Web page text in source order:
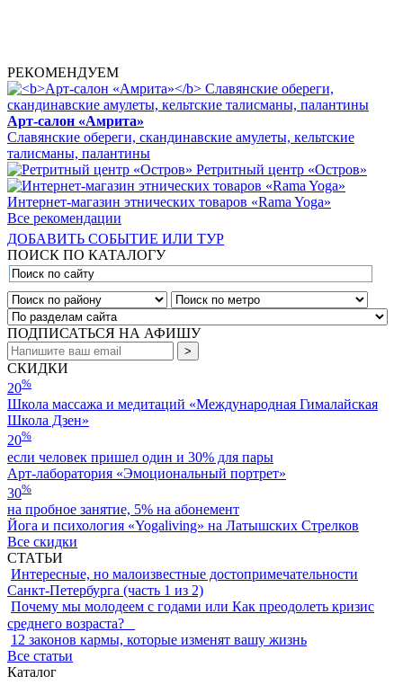
РЕКОМЕНДУЕМ
Арт-салон «Амрита»
Славянские обереги, скандинавские амулеты, кельтские
талисманы, палантины
Ретритный центр «Остров»
Интернет-магазин этнических товаров «Rama Yoga»
Все рекомендации
ДОБАВИТЬ СОБЫТИЕ ИЛИ ТУР
ПОИСК ПО КАТАЛОГУ
ПОДПИСАТЬСЯ НА АФИШУ
СКИДКИ
20%
Школа массажа и медитаций «Международная Гималайская
Школа Дзен»
20%
если человек пришел один и 30% для пары
Арт-лаборатория «Эмоциональный портрет»
30%
на пробное занятие, 5% на абонемент
Йога и психология «Yogaliving» на Латышских Стрелков
Все скидки
СТАТЬИ
Интересные, но малоизвестные достопримечательности
Санкт-Петербурга (часть 1 из 2)
Почему мы молодеем с годами или Как преодолеть кризис
среднего возраста?⠀
12 законов кармы, которые изменят вашу жизнь
Все статьи
Каталог